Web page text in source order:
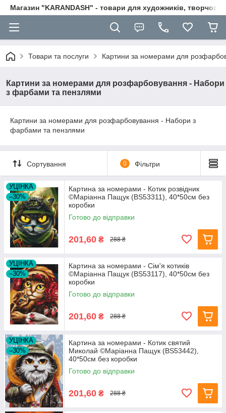
Магазин "KARANDASH" - товари для художників, творчості
Товари та послуги Картини за номерами для
Картини за номерами для розфарбовування - Набори
з фарбами та пензлями
Картини за номерами для розфарбовування - Набори з
фарбами та пензлями
Сортування 0 Фільтри
УЦІНКА
–30%
Картина за номерами - Котик розвідник
©Маріанна Пащук (BS53311), 40*50см без
коробки
Готово до відправки
201,60 ₴ 288 ₴
УЦІНКА
–30%
Картина за номерами - Сім'я котиків
©Маріанна Пащук (BS53117), 40*50см без
коробки
Готово до відправки
201,60 ₴ 288 ₴
УЦІНКА
–30%
Картина за номерами - Котик святий
Миколай ©Маріанна Пащук (BS53442),
40*50см без коробки
Готово до відправки
201,60 ₴ 288 ₴